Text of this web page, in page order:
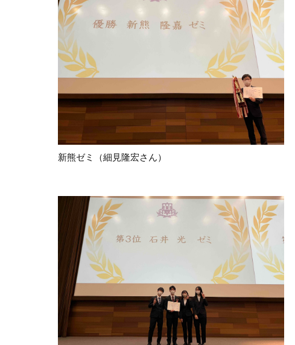
新熊ゼミ（細見隆宏さん）